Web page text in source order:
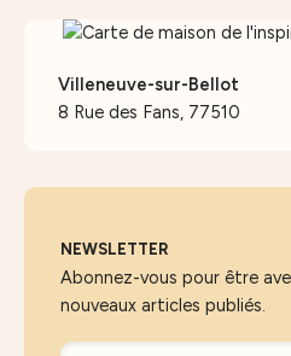
Villeneuve-sur-Bellot
8 Rue des Fans, 77510
NEWSLETTER
Abonnez-vous pour être
nouveaux articles publiés.